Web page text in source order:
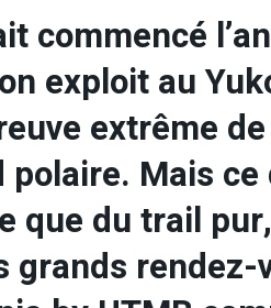
commencé
exploit au
extrême
Mais
que du trail
rendez-